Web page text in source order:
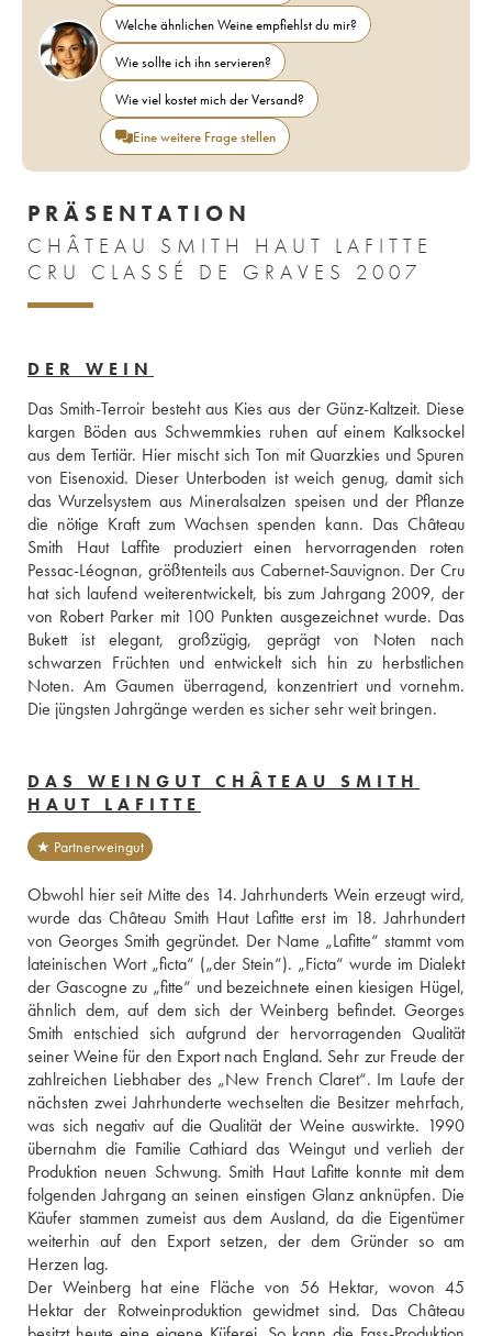
Welche ähnlichen Weine empfiehlst du mir?
Wie sollte ich ihn servieren?
Wie viel kostet mich der Versand?
Eine weitere Frage stellen
PRÄSENTATION
CHÂTEAU SMITH HAUT LAFITTE
CRU CLASSÉ DE GRAVES 2007
DER WEIN
Das Smith-Terroir besteht aus Kies aus der Günz-Kaltzeit. Diese
kargen Böden aus Schwemmkies ruhen auf einem Kalksockel
aus dem Tertiär. Hier mischt sich Ton mit Quarzkies und Spuren
von Eisenoxid. Dieser Unterboden ist weich genug, damit sich
das Wurzelsystem aus Mineralsalzen speisen und der Pflanze
die nötige Kraft zum Wachsen spenden kann. Das Château
Smith Haut Laffite produziert einen hervorragenden roten
Pessac-Léognan, größtenteils aus Cabernet-Sauvignon. Der Cru
hat sich laufend weiterentwickelt, bis zum Jahrgang 2009, der
von Robert Parker mit 100 Punkten ausgezeichnet wurde. Das
Bukett ist elegant, großzügig, geprägt von Noten nach
schwarzen Früchten und entwickelt sich hin zu herbstlichen
Noten. Am Gaumen überragend, konzentriert und vornehm.
Die jüngsten Jahrgänge werden es sicher sehr weit bringen.
DAS WEINGUT CHÂTEAU SMITH
HAUT LAFITTE
★ Partnerweingut
Obwohl hier seit Mitte des 14. Jahrhunderts Wein erzeugt wird,
wurde das Château Smith Haut Lafitte erst im 18. Jahrhundert
von Georges Smith gegründet. Der Name „Lafitte“ stammt vom
lateinischen Wort „ficta“ („der Stein“). „Ficta“ wurde im Dialekt
der Gascogne zu „fitte“ und bezeichnete einen kiesigen Hügel,
ähnlich dem, auf dem sich der Weinberg befindet. Georges
Smith entschied sich aufgrund der hervorragenden Qualität
seiner Weine für den Export nach England. Sehr zur Freude der
zahlreichen Liebhaber des „New French Claret“. Im Laufe der
nächsten zwei Jahrhunderte wechselten die Besitzer mehrfach,
was sich negativ auf die Qualität der Weine auswirkte. 1990
übernahm die Familie Cathiard das Weingut und verlieh der
Produktion neuen Schwung. Smith Haut Lafitte konnte mit dem
folgenden Jahrgang an seinen einstigen Glanz anknüpfen. Die
Käufer stammen zumeist aus dem Ausland, da die Eigentümer
weiterhin auf den Export setzen, der dem Gründer so am
Herzen lag.
Der Weinberg hat eine Fläche von 56 Hektar, wovon 45
Hektar der Rotweinproduktion gewidmet sind. Das Château